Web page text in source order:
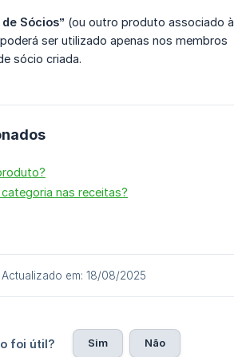
Sócios” (ou outro produto associado à
poderá ser utilizado apenas nos membros
sócio criada.
nas receitas?
Actualizado em: 18/08/2025
foi útil? Sim Não